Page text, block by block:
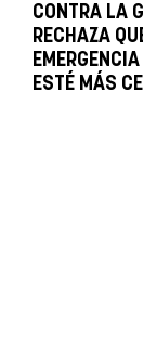
CONTRA LA
RECHAZA
ESTÉ MÁS